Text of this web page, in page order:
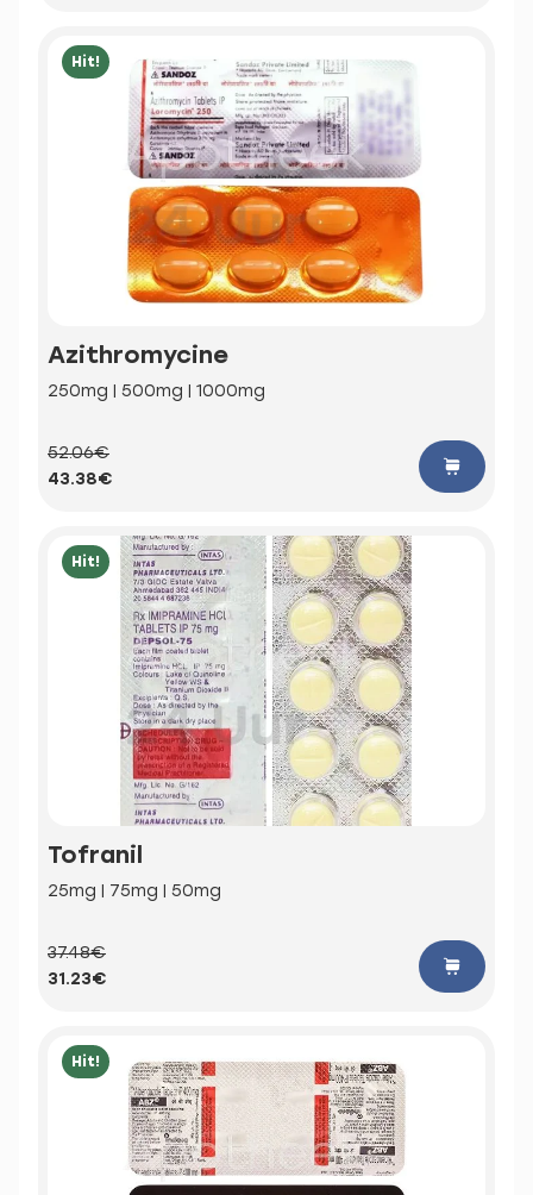
Hit!
Azithromycine
250mg | 500mg | 1000mg
52.06€
43.38€
Hit!
Tofranil
25mg | 75mg | 50mg
37.48€
31.23€
Hit!